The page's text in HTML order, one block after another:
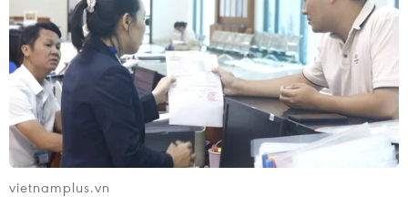
đã 82 tuổi và đang mang bệnh suy tim.
Bản dịch được thực hiện rất cẩn thận trong gần
một năm. Các dịch giả vui mừng vì có một bản
sách gốc, bổ sung được các tư liệu mới về Hồ
Chí Minh./.
(TTXVN/Vietnam+)
vietnamplus.vn